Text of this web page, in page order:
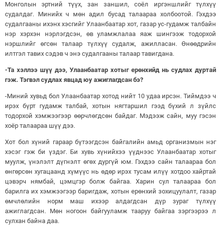
Монголын эртний түүх, зан заншил, соёл иргэншлийг түлхүү
судалдаг. Минийх ч мөн адил бусад талаараа холбоотой. Гэхдээ
судалгааны ихэнх хэсгийг Улаанбаатар хот, газар ус-гудамж талбайн
нэр хэрхэн нэрлэгдсэн, өв уламжлалаа яаж шингээж тодорхой
нэршлийг өгсөн талаар түлхүү судалж, ажилласан. Өнөөдрийн
илтгэл тавих сэдэв ч энэ судалгааны талаар тавигдана.
-Та хэллээ шүү дээ, Улаанбаатар хотыг ерөнхийд нь судлах дуртай
гэж. Тэгвэл судлах явцад юу ажиглагдсан бэ?
-Миний хувьд бол Улаанбаатар хотод нийт 10 удаа ирсэн. Тиймдээ ч
ирэх бүрт гудамж талбай, хотын нягтаршил гээд бүхий л зүйлс
тодорхой хэмжээгээр өөрчлөгдсөн байдаг. Мэдээж сайн, муу гэсэн
хоёр талаараа шүү дээ.
Хот бол хүний гараар бүтээгдсэн байгалийн амьд организмын нэг
хэсэг гэж би үздэг. Би хувь хүнийхээ үүднээс Улаанбаатар хотыг
муулж, үнэлэлт дүгнэлт өгөх дургүй юм. Гэхдээ сайн талаараа бол
өнгөрсөн хугацаанд хүмүүс нь өдөр ирэх тусам илүү хотдоо хайртай
цэвэрч нямбай, цэмцгэр болж байгаа. Харин сул талаараа бол
барилга их хэмжээгээр баригдаж, хотын ерөнхий зохицуулалт, газар
өмчлөлийн норм маш ихээр алдагдсан дүр зураг түлхүү
ажиглагдсан. Мөн ногоон байгууламж тааруу байгаа зэргээрээ л
сулхан байна даа.